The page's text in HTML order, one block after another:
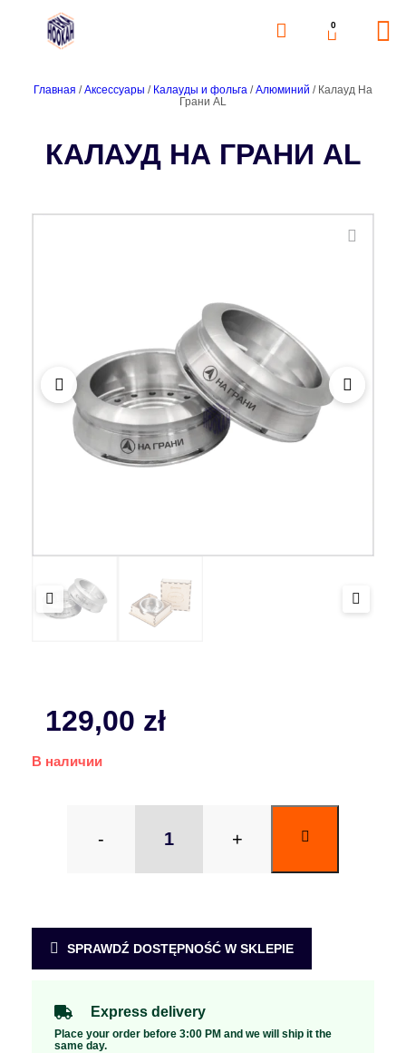
0
Главная /Аксессуары / Калауды и фольга /Алюминий / Калауд На
Грани AL
КАЛАУД НА ГРАНИ AL
129,00 zł
В наличии
- +
SPRAWDŹ DOSTĘPNOŚĆ W SKLEPIE
Express delivery
Place your order before 3:00 PM and we will ship it the
same day.